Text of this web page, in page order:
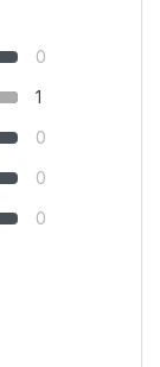
0
1
0
0
0